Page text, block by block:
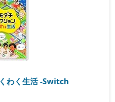
わく生活 -Switch